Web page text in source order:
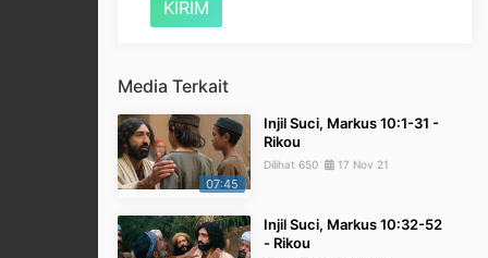
Media Terkait
07:45
Injil Suci, Markus 10:1-31 -
Rikou
Dilihat 650 17 Nov 21
Injil Suci, Markus 10:32-52
- Rikou